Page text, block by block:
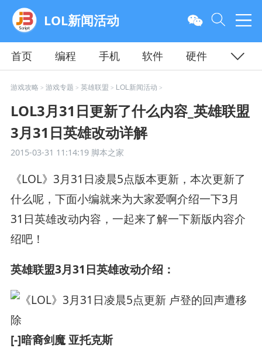
LOL新闻活动
首页 编程 手机 软件
硬件
安卓
苹果 手游 教程
游戏攻略 > 游戏专题 > 英雄联盟 > LOL新闻活动 >
LOL3月31日更新了什么内容_英雄联盟
3月31日英雄改动详解
2015-03-31 11:14:19脚本之家
《LOL》3月31日凌晨5点版本更新，本次更新了
什么呢，下面小编就来为大家爱啊介绍一下3月
31日英雄改动内容，一起来了解一下新版内容介
绍吧！
英雄联盟3月31日英雄改动介绍：
[-]暗裔剑魔 亚托克斯